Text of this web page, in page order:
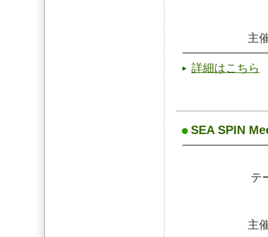
主
詳細はこちら
SEA SPIN
テ
主